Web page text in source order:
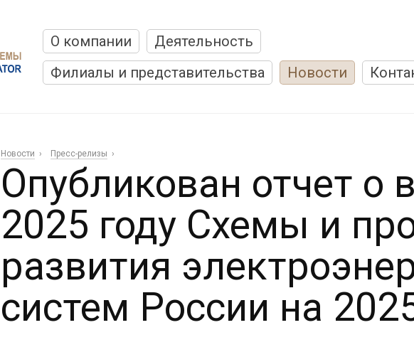
О компании
Деятельность
Филиалы и представительства
Новости
Новости Пресс-релизы
Опубликован отчет о
2025 году Схемы и
развития
систем России на